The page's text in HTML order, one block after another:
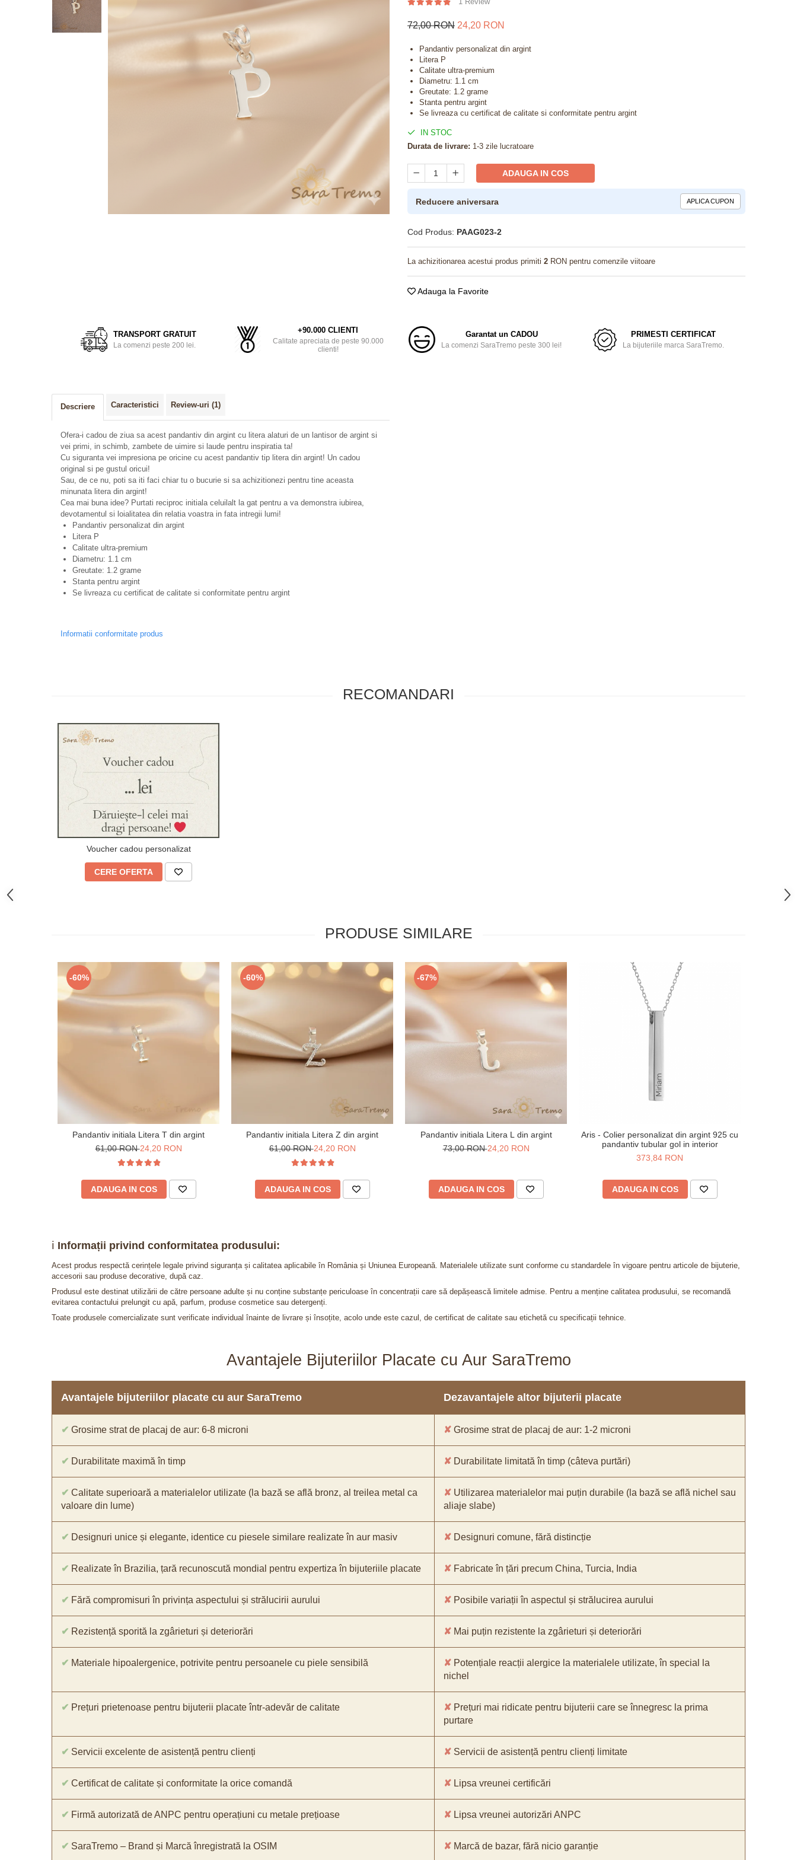
Bijuterii pentru barbati
72,00 RON 24,20 RON
Pandantiv personalizat din argint
Litera P
Calitate ultra-premium
Diametru: 1.1 cm
Greutate: 1.2 grame
Stanta pentru argint
Se livreaza cu certificat de calitate si conformitate pentru argint
IN STOC
Durata de livrare: 1-3 zile lucratoare
ADAUGA IN COS
Reducere aniversara APLICA CUPON
Cod Produs: PAAG023-2
La achizitionarea acestui produs primiti 2 RON pentru comenzile viitoare
Adauga la Favorite
TRANSPORT GRATUIT
La comenzi peste 200 lei.
+90.000 CLIENTI
Calitate apreciata de peste 90.000
clienti!
Garantat un CADOU
La comenzi SaraTremo peste 300 lei!
PRIMESTI CERTIFICAT
La bijuteriile marca SaraTremo.
Descriere Caracteristici Review-uri (1)
Ofera-i cadou de ziua sa acest pandantiv din argint cu litera alaturi de un lantisor de argint si
vei primi, in schimb, zambete de uimire si laude pentru inspiratia ta!
Cu siguranta vei impresiona pe oricine cu acest pandantiv tip litera din argint! Un cadou
original si pe gustul oricui!
Sau, de ce nu, poti sa iti faci chiar tu o bucurie si sa achizitionezi pentru tine aceasta
minunata litera din argint!
Cea mai buna idee? Purtati reciproc initiala celuilalt la gat pentru a va demonstra iubirea,
devotamentul si loialitatea din relatia voastra in fata intregii lumi!
Pandantiv personalizat din argint
Litera P
Calitate ultra-premium
Diametru: 1.1 cm
Greutate: 1.2 grame
Stanta pentru argint
Se livreaza cu certificat de calitate si conformitate pentru argint
Informatii conformitate produs
RECOMANDARI
Voucher cadou personalizat
CERE OFERTA
PRODUSE SIMILARE
-60%
Pandantiv initiala Litera T din argint
61,00 RON24,20 RON
ADAUGA IN COS
-60%
Pandantiv initiala Litera Z din argint
61,00 RON24,20 RON
ADAUGA IN COS
-67%
Pandantiv initiala Litera L din argint
73,00 RON24,20 RON
ADAUGA IN COS
Aris - Colier personalizat din argint 925 cu
pandantiv tubular gol in interior
373,84 RON
ADAUGA IN COS
ℹ️ Informații privind conformitatea produsului:
Acest produs respectă cerințele legale privind siguranța și calitatea aplicabile în România și Uniunea Europeană. Materialele utilizate sunt conforme cu standardele în vigoare pentru articole de bijuterie,
accesorii sau produse decorative, după caz.
Produsul este destinat utilizării de către persoane adulte și nu conține substanțe periculoase în concentrații care să depășească limitele admise. Pentru a menține calitatea produsului, se recomandă
evitarea contactului prelungit cu apă, parfum, produse cosmetice sau detergenți.
Toate produsele comercializate sunt verificate individual înainte de livrare și însoțite, acolo unde este cazul, de certificat de calitate sau etichetă cu specificații tehnice.
Avantajele Bijuteriilor Placate cu Aur SaraTremo
Avantajele bijuteriilor placate cu aur SaraTremo Dezavantajele altor bijuterii placate
✔ Grosime strat de placaj de aur: 6-8 microni ✘ Grosime strat de placaj de aur: 1-2 microni
✔ Durabilitate maximă în timp ✘ Durabilitate limitată în timp (câteva purtări)
✔ Calitate superioară a materialelor utilizate (la bază se află bronz, al treilea metal ca
valoare din lume)
✘ Utilizarea materialelor mai puțin durabile (la bază se află nichel sau
aliaje slabe)
✔ Designuri unice și elegante, identice cu piesele similare realizate în aur masiv ✘ Designuri comune, fără distincție
✔ Realizate în Brazilia, țară recunoscută mondial pentru expertiza în bijuteriile placate ✘ Fabricate în țări precum China, Turcia, India
✔ Fără compromisuri în privința aspectului și strălucirii aurului ✘ Posibile variații în aspectul și strălucirea aurului
✔ Rezistență sporită la zgârieturi și deteriorări ✘ Mai puțin rezistente la zgârieturi și deteriorări
✔ Materiale hipoalergenice, potrivite pentru persoanele cu piele sensibilă ✘ Potențiale reacții alergice la materialele utilizate, în special la
nichel
✔ Prețuri prietenoase pentru bijuterii placate într-adevăr de calitate ✘ Prețuri mai ridicate pentru bijuterii care se înnegresc la prima
purtare
✔ Servicii excelente de asistență pentru clienți ✘ Servicii de asistență pentru clienți limitate
✔ Certificat de calitate și conformitate la orice comandă ✘ Lipsa vreunei certificări
✔ Firmă autorizată de ANPC pentru operațiuni cu metale prețioase ✘ Lipsa vreunei autorizări ANPC
✔ SaraTremo – Brand și Marcă înregistrată la OSIM ✘ Marcă de bazar, fără nicio garanție